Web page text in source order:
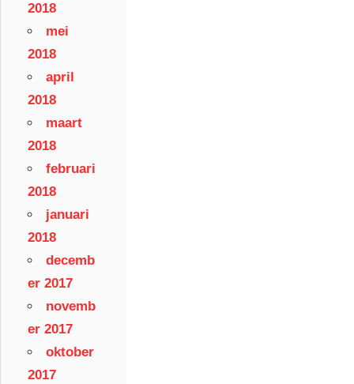
2018
mei
2018
april
2018
maart
2018
februari
2018
januari
2018
decemb
er 2017
novemb
er 2017
oktober
2017